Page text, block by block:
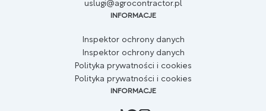
uslugi@agrocontractor.pl
INFORMACJE
Inspektor ochrony danych
Inspektor ochrony danych
Polityka prywatności i cookies
Polityka prywatności i cookies
INFORMACJE